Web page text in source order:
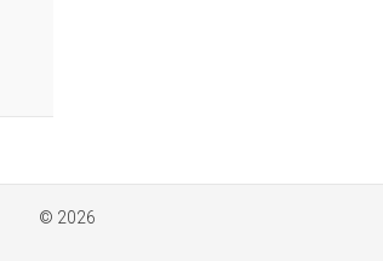
© 2026